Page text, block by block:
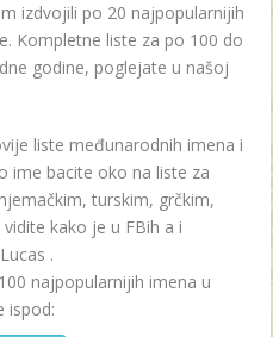
izdvojili po 20 najpopularnijih
Kompletne liste za po 100 do
godine, poglejate u našoj
liste međunarodnih imena i
ime bacite oko na liste za
turskim, grčkim,
kako je u FBih a i
.
najpopularnijih imena u
ispod: